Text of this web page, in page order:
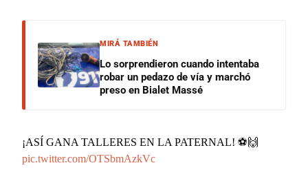
MIRÁ TAMBIÉN
Lo sorprendieron cuando intentaba
robar un pedazo de vía y marchó
preso en Bialet Massé
¡ASÍ GANA TALLERES EN LA PATERNAL! ⚽️🙌
pic.twitter.com/OTSbmAzkVc